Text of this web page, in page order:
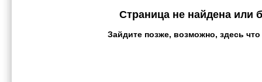
Страница не найдена или
Зайдите позже, возможно, здесь